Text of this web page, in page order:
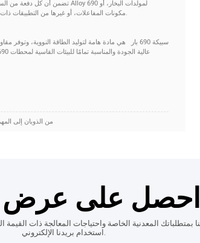
مكونات المفاعلات، أو غيرها من التطبيقاتتقدم مواد موثوقة ومتينة تلبي مواصفات الصناعة.
سبيكة 690 بار
هي مادة هامة لتوليد الطاقة النووية، وتوفر
احصل على عرض
بمتطلباتك المعدنية الخاصة واحتياجات المعالجة ذات
استخدام بريدنا الإلكتروني.